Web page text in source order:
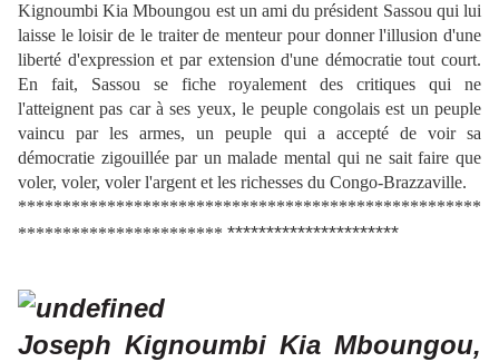
Kignoumbi Kia Mboungou est un ami du président Sassou qui lui
laisse le loisir de le traiter de menteur pour donner l'illusion d'une
liberté d'expression et par extension d'une démocratie tout court.
En fait, Sassou se fiche royalement des critiques qui ne
l'atteignent pas car à ses yeux, le peuple congolais est un peuple
vaincu par les armes, un peuple qui a accepté de voir sa
démocratie zigouillée par un malade mental qui ne sait faire que
voler, voler, voler l'argent et les richesses du Congo-Brazzaville.
****************************************************
*********************** **********************
Joseph Kignoumbi Kia Mboungou,